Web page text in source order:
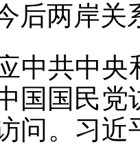
后两岸关
中共中央
国国民党
问。习